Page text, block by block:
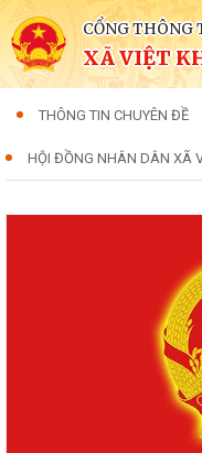
CỔNG THÔNG
XÃ VIỆT
THÔNG TIN CHUYÊN ĐỀ
HỘI ĐỒNG NHÂN DÂN XÃ